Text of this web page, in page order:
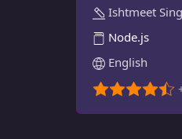
СКРЫТЫЕ
NODEBOOK
Ishtmeet
Node.js
English